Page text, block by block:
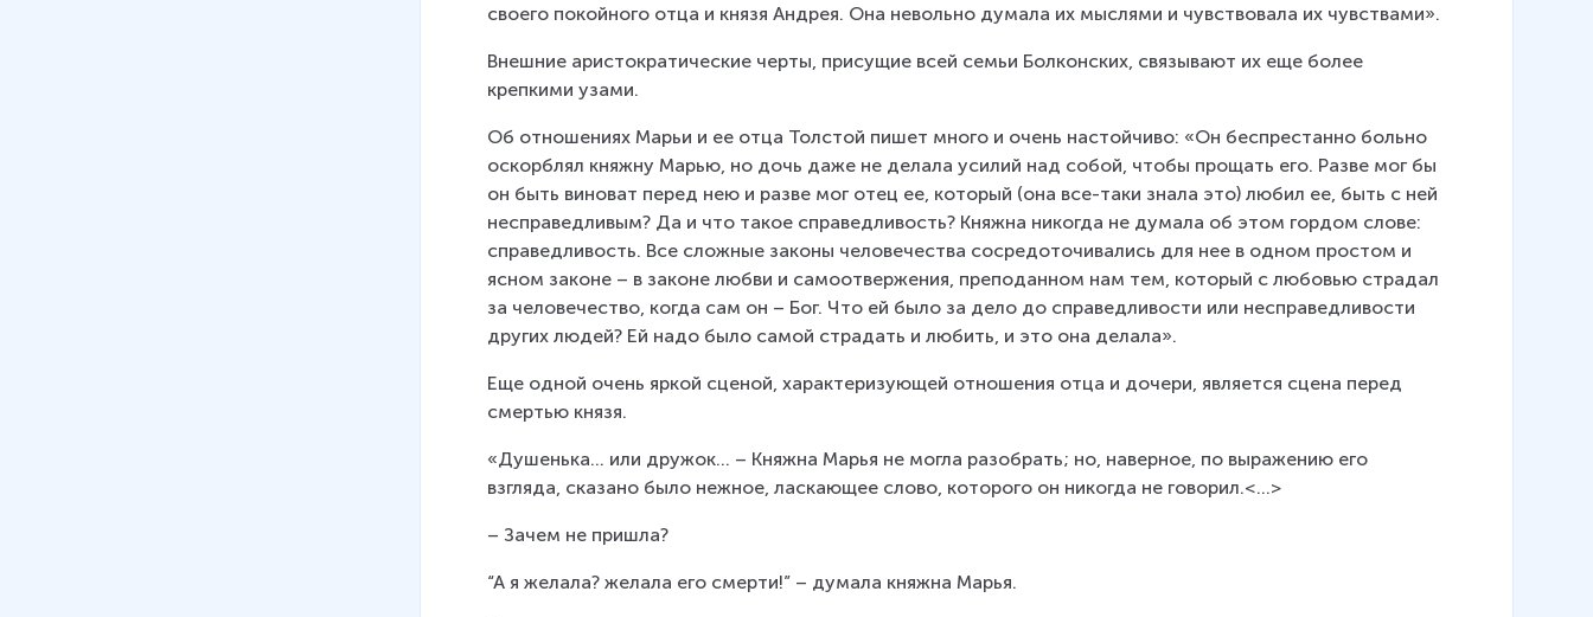
своего покойного отца и князя Андрея. Она невольно думала их мыслями и чувствовала их чувствами».
Внешние аристократические черты, присущие всей семьи Болконских, связывают их еще более
крепкими узами.
Об отношениях Марьи и ее отца Толстой пишет много и очень настойчиво: «Он беспрестанно больно
оскорблял княжну Марью, но дочь даже не делала усилий над собой, чтобы прощать его. Разве мог бы
он быть виноват перед нею и разве мог отец ее, который (она все-таки знала это) любил ее, быть с ней
несправедливым? Да и что такое справедливость? Княжна никогда не думала об этом гордом слове:
справедливость. Все сложные законы человечества сосредоточивались для нее в одном простом и
ясном законе – в законе любви и самоотвержения, преподанном нам тем, который с любовью страдал
за человечество, когда сам он – Бог. Что ей было за дело до справедливости или несправедливости
других людей? Ей надо было самой страдать и любить, и это она делала».
Еще одной очень яркой сценой, характеризующей отношения отца и дочери, является сцена перед
смертью князя.
«Душенька… или дружок... – Княжна Марья не могла разобрать; но, наверное, по выражению его
взгляда, сказано было нежное, ласкающее слово, которого он никогда не говорил.<...>
– Зачем не пришла?
“А я желала? желала его смерти!” – думала княжна Марья.